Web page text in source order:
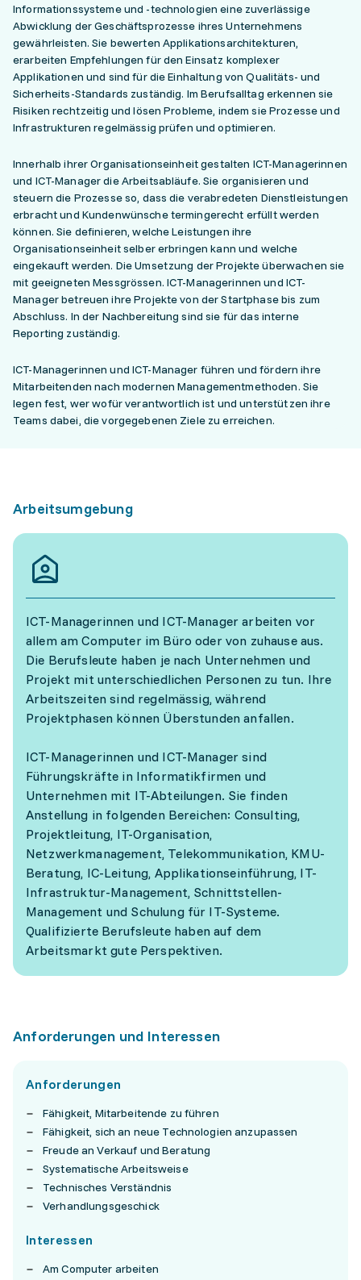
Informationssysteme und -technologien eine zuverlässige
Abwicklung der Geschäftsprozesse ihres Unternehmens
gewährleisten. Sie bewerten Applikationsarchitekturen,
erarbeiten Empfehlungen für den Einsatz komplexer
Applikationen und sind für die Einhaltung von Qualitäts- und
Sicherheits-Standards zuständig. Im Berufsalltag erkennen sie
Risiken rechtzeitig und lösen Probleme, indem sie Prozesse und
Infrastrukturen regelmässig prüfen und optimieren.
Innerhalb ihrer Organisationseinheit gestalten ICT-Managerinnen
und ICT-Manager die Arbeitsabläufe. Sie organisieren und
steuern die Prozesse so, dass die verabredeten Dienstleistungen
erbracht und Kundenwünsche termingerecht erfüllt werden
können. Sie definieren, welche Leistungen ihre
Organisationseinheit selber erbringen kann und welche
eingekauft werden. Die Umsetzung der Projekte überwachen sie
mit geeigneten Messgrössen. ICT-Managerinnen und ICT-
Manager betreuen ihre Projekte von der Startphase bis zum
Abschluss. In der Nachbereitung sind sie für das interne
Reporting zuständig.
ICT-Managerinnen und ICT-Manager führen und fördern ihre
Mitarbeitenden nach modernen Managementmethoden. Sie
legen fest, wer wofür verantwortlich ist und unterstützen ihre
Teams dabei, die vorgegebenen Ziele zu erreichen.
Arbeitsumgebung
ICT-Managerinnen und ICT-Manager arbeiten vor
allem am Computer im Büro oder von zuhause aus.
Die Berufsleute haben je nach Unternehmen und
Projekt mit unterschiedlichen Personen zu tun. Ihre
Arbeitszeiten sind regelmässig, während
Projektphasen können Überstunden anfallen.
ICT-Managerinnen und ICT-Manager sind
Führungskräfte in Informatikfirmen und
Unternehmen mit IT-Abteilungen. Sie finden
Anstellung in folgenden Bereichen: Consulting,
Projektleitung, IT-Organisation,
Netzwerkmanagement, Telekommunikation, KMU-
Beratung, IC-Leitung, Applikationseinführung, IT-
Infrastruktur-Management, Schnittstellen-
Management und Schulung für IT-Systeme.
Qualifizierte Berufsleute haben auf dem
Arbeitsmarkt gute Perspektiven.
Anforderungen und Interessen
Anforderungen
Fähigkeit, Mitarbeitende zu führen
Fähigkeit, sich an neue Technologien anzupassen
Freude an Verkauf und Beratung
Systematische Arbeitsweise
Technisches Verständnis
Verhandlungsgeschick
Interessen
Am Computer arbeiten